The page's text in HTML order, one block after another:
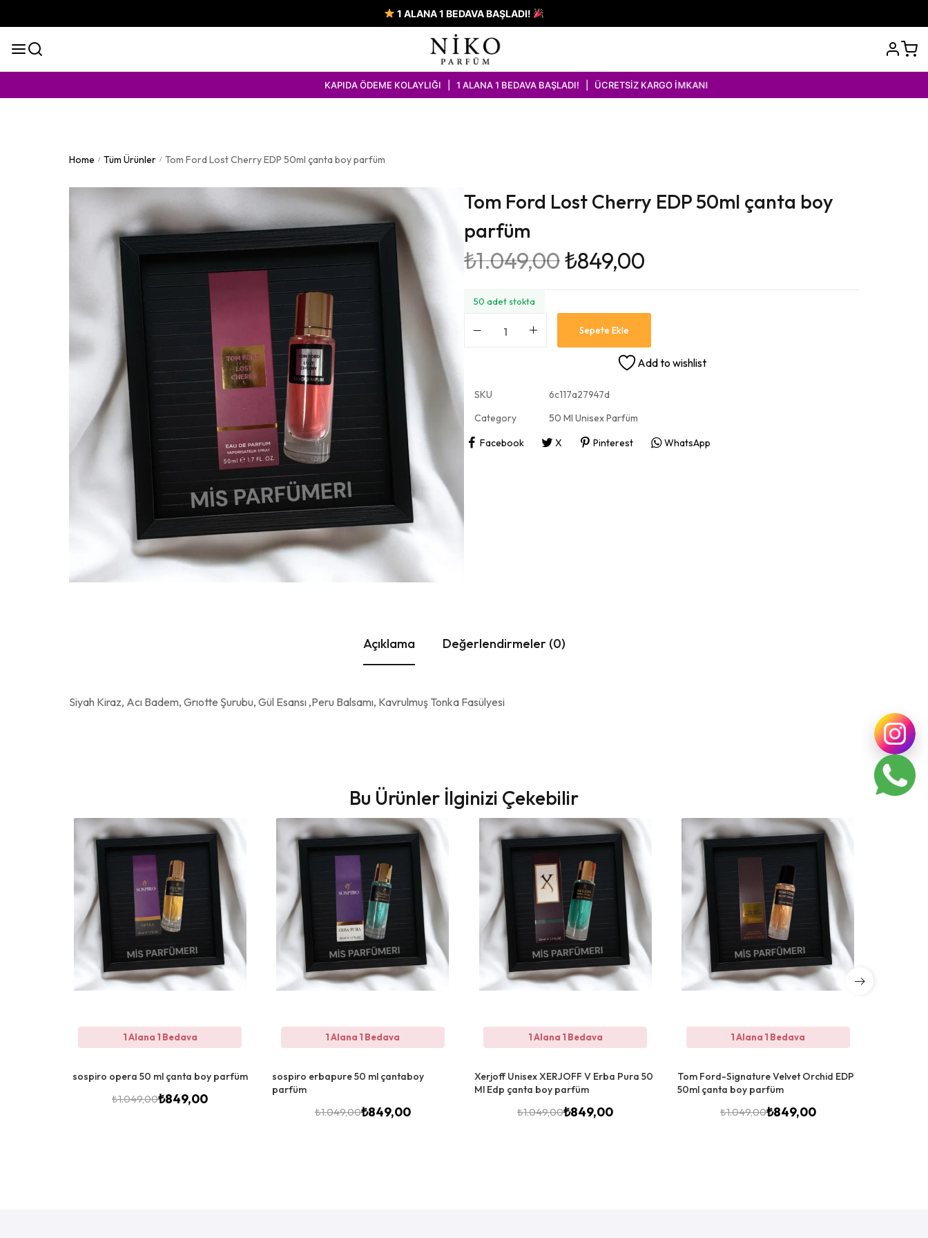
1 ALANA 1 BEDAVA BAŞLADI!
KAPIDA ÖDEME KOLAYLIĞI | 1 ALANA 1 BEDAVA BAŞLADI! | ÜCRETSİZ KARGO İMKANI
Home / Tüm Ürünler / Tom Ford Lost Cherry EDP 50ml çanta boy parfüm
Tom Ford Lost Cherry EDP 50ml çanta boy
parfüm
₺1.049,00₺849,00
50 adet stokta
Sepete Ekle
Add to wishlist
SKU
6c117a27947d
Category
50 Ml Unisex Parfüm
Facebook
X Pinterest WhatsApp
Açıklama Değerlendirmeler (0)
Siyah Kiraz, Acı Badem, Grıotte Şurubu, Gül Esansı ,Peru Balsamı, Kavrulmuş Tonka Fasülyesi
Bu Ürünler İlginizi Çekebilir
1 Alana 1 Bedava
sospiro opera 50 ml çanta boy parfüm
₺1.049,00₺849,00
1 Alana 1 Bedava
sospiro erbapure 50 ml çantaboy
parfüm
₺1.049,00₺849,00
1 Alana 1 Bedava
Xerjoff Unisex XERJOFF V Erba Pura 50
Ml Edp çanta boy parfüm
₺1.049,00₺849,00
1 Alana 1 Bedava
Tom Ford-Signature Velvet Orchid EDP
50ml çanta boy parfüm
₺1.049,00₺849,00